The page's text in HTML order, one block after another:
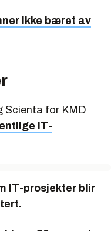
ikke bæret av
Scienta for KMD
IT-
IT-prosjekter blir